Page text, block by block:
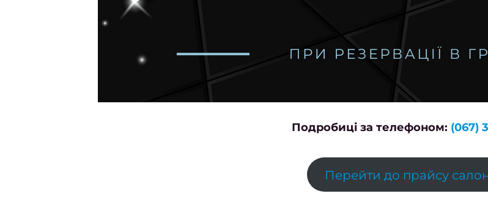
Подробиці за телефоном: (067)
Перейти до прайсу